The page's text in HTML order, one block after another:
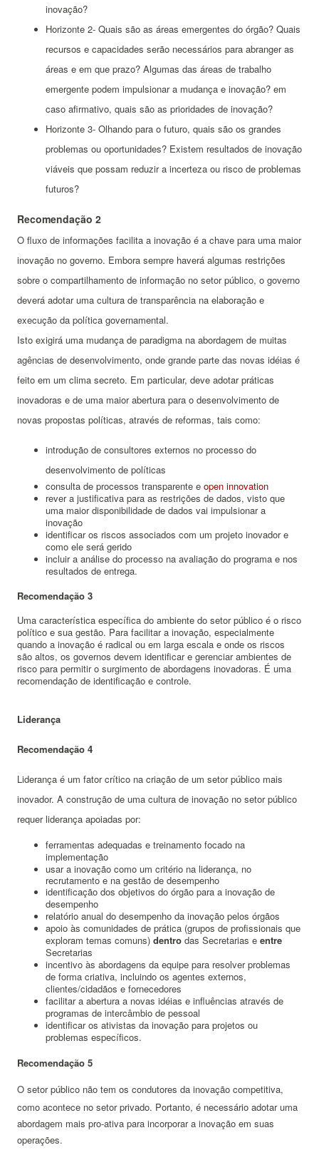
inovação?
Horizonte 2- Quais são as áreas emergentes do órgão? Quais
recursos e capacidades serão necessários para abranger as
áreas e em que prazo? Algumas das áreas de trabalho
emergente podem impulsionar a mudança e inovação? em
caso afirmativo, quais são as prioridades de inovação?
Horizonte 3- Olhando para o futuro, quais são os grandes
problemas ou oportunidades? Existem resultados de inovação
viáveis que possam reduzir a incerteza ou risco de problemas
futuros?
Recomendação 2
O fluxo de informações facilita a inovação é a chave para uma maior
inovação no governo. Embora sempre haverá algumas restrições
sobre o compartilhamento de informação no setor público, o governo
deverá adotar uma cultura de transparência na elaboração e
execução da política governamental.
Isto exigirá uma mudança de paradigma na abordagem de muitas
agências de desenvolvimento, onde grande parte das novas idéias é
feito em um clima secreto. Em particular, deve adotar práticas
inovadoras e de uma maior abertura para o desenvolvimento de
novas propostas políticas, através de reformas, tais como:
introdução de consultores externos no processo do
desenvolvimento de políticas
consulta de processos transparente e open innovation
rever a justificativa para as restrições de dados, visto que
uma maior disponibilidade de dados vai impulsionar a
inovação
identificar os riscos associados com um projeto inovador e
como ele será gerido
incluir a análise do processo na avaliação do programa e nos
resultados de entrega.
Recomendação 3
Uma característica específica do ambiente do setor público é o risco
político e sua gestão. Para facilitar a inovação, especialmente
quando a inovação é radical ou em larga escala e onde os riscos
são altos, os governos devem identificar e gerenciar ambientes de
risco para permitir o surgimento de abordagens inovadoras. É uma
recomendação de identificação e controle.
Liderança
Recomendação 4
Liderança é um fator crítico na criação de um setor público mais
inovador. A construção de uma cultura de inovação no setor público
requer liderança apoiadas por:
ferramentas adequadas e treinamento focado na
implementação
usar a inovação como um critério na liderança, no
recrutamento e na gestão de desempenho
identificação dos objetivos do órgão para a inovação de
desempenho
relatório anual do desempenho da inovação pelos órgãos
apoio às comunidades de prática (grupos de profissionais que
exploram temas comuns) dentro das Secretarias e entre
Secretarias
incentivo às abordagens da equipe para resolver problemas
de forma criativa, incluindo os agentes externos,
clientes/cidadãos e fornecedores
facilitar a abertura a novas idéias e influências através de
programas de intercâmbio de pessoal
identificar os ativistas da inovação para projetos ou
problemas específicos.
Recomendação 5
O setor público não tem os condutores da inovação competitiva,
como acontece no setor privado. Portanto, é necessário adotar uma
abordagem mais pro-ativa para incorporar a inovação em suas
operações.